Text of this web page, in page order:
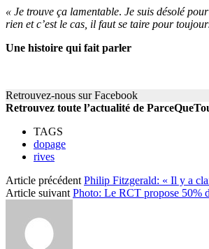
« Je trouve ça lamentable. Je suis désolé
rien et c’est le cas, il faut se taire pour
Une histoire qui fait parler
Retrouvez-nous sur Facebook
Retrouvez toute l’actualité de
TAGS
dopage
rives
Article précédent Philip Fitzgerald: « Il y a
Article suivant Photo: Le RCT propose 50%